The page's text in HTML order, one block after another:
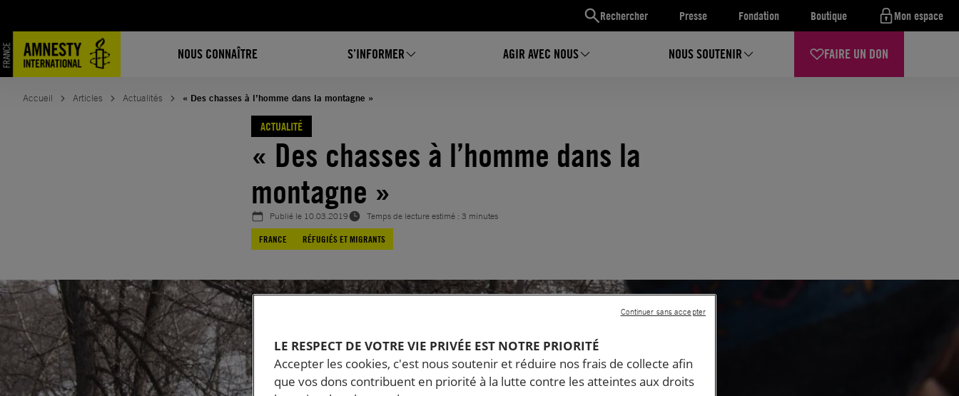
Rechercher Presse Fondation Boutique Mon espace
NOUS CONNAÎTRE S’INFORMER AGIR AVEC NOUS NOUS SOUTENIR FAIRE UN DON
contenu
Accueil Articles Actualités « Des chasses à l’homme dans la montagne »
ACTUALITÉ
« Des chasses à l’homme dans la
montagne »
Publié le 10.03.2019
Temps de lecture estimé : 3 minutes
FRANCE
RÉFUGIÉS ET MIGRANTS
LE RESPECT DE VOTRE VIE PRIVÉE EST NOTRE PRIORITÉ
Accepter les cookies, c'est nous soutenir et réduire nos frais de collecte afin
que vos dons contribuent en priorité à la lutte contre les atteintes aux droits
Continuer sans accepter